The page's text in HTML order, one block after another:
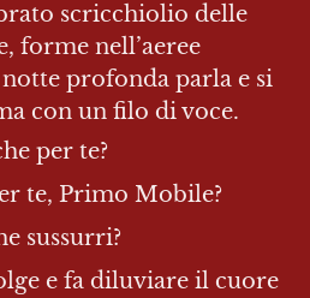
scricchiolio delle
forme nell’aeree
profonda parla e si
con un filo di voce.
per te?
te, Primo Mobile?
sussurri?
e fa diluviare il cuore